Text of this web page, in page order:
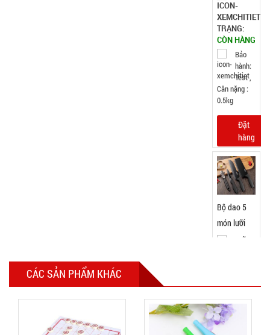
GIÁ:
32.000 đ
TÌNH
TRẠNG:
Bảo
hành:
Test ,
Cân nặng :
0.5kg
Đặt
hàng
25x30cm
Tyloo màu
CÁC SẢN PHẨM KHÁC